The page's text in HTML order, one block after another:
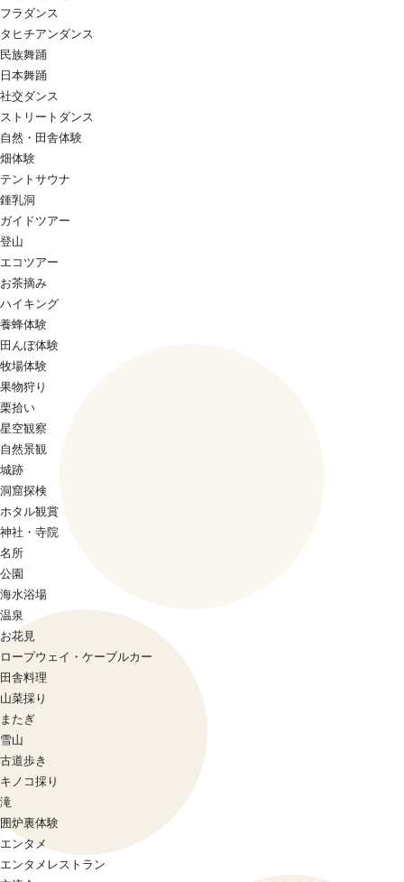
フラダンス
タヒチアンダンス
民族舞踊
日本舞踊
社交ダンス
ストリートダンス
自然・田舎体験
畑体験
テントサウナ
鍾乳洞
ガイドツアー
登山
エコツアー
お茶摘み
ハイキング
養蜂体験
田んぼ体験
牧場体験
果物狩り
栗拾い
星空観察
自然景観
城跡
洞窟探検
ホタル観賞
神社・寺院
名所
公園
海水浴場
温泉
お花見
ロープウェイ・ケーブルカー
田舎料理
山菜採り
またぎ
雪山
古道歩き
キノコ採り
滝
囲炉裏体験
エンタメ
エンタメレストラン